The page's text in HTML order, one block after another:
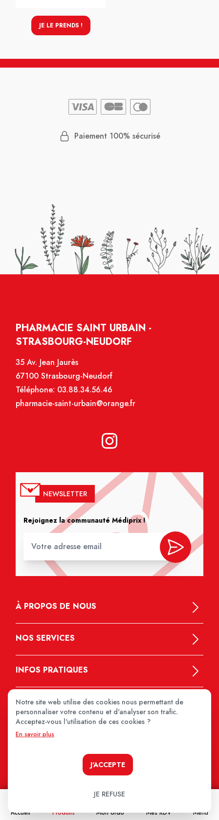
Accueil Produits Mon ordo Mes RDV Menu
JE LE PRENDS !
Paiement 100% sécurisé
PHARMACIE SAINT URBAIN -
STRASBOURG-NEUDORF
35 Av. Jean Jaurès
67100 Strasbourg-Neudorf
Téléphone: 03.88.34.56.46
pharmacie-saint-urbain@orange.fr
NEWSLETTER
Rejoignez la communauté Médiprix !
À PROPOS DE NOUS
NOS SERVICES
INFOS PRATIQUES
Notre site web utilise des cookies nous permettant de
personnaliser votre contenu et d'analyser son trafic.
Acceptez-vous l'utilisation de ces cookies ?
En savoir plus
J'ACCEPTE
JE REFUSE